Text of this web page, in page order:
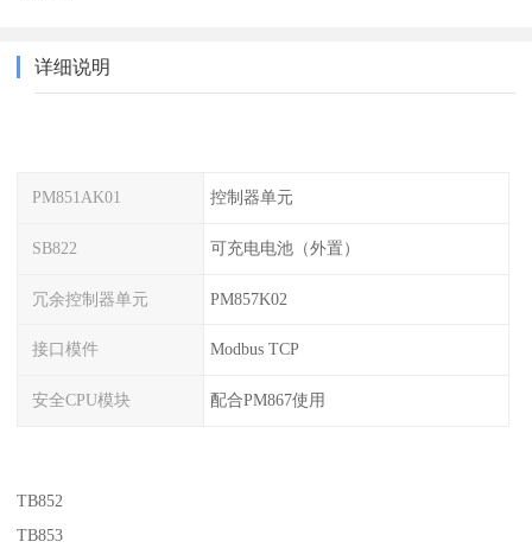
详细说明
PM851AK01 控制器单元
SB822 可充电电池（外置）
冗余控制器单元 PM857K02
接口模件 Modbus TCP
安全CPU模块 配合PM867使用
TB852
TB853